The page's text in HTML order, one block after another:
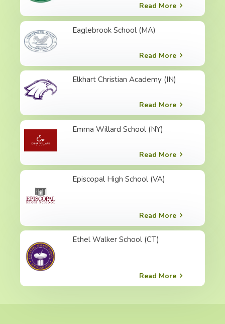
Read More
Eaglebrook School (MA)
Read More
Elkhart Christian Academy (IN)
Read More
Emma Willard School (NY)
Read More
Episcopal High School (VA)
Read More
Ethel Walker School (CT)
Read More